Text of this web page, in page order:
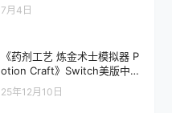
7月4日
《药剂工艺 炼金术士模拟器 P
otion Craft》Switch美版中文
NSZ下载 – 含1.1.0.5补丁
25年12月10日